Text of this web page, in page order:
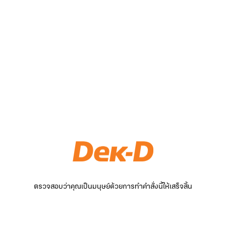
ตรวจสอบว่าคุณเป็นมนุษย์ด้วยการทำคำสั่งนี้ให้เสร็จสิ้น